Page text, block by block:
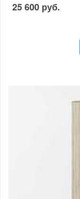
25 600 руб.